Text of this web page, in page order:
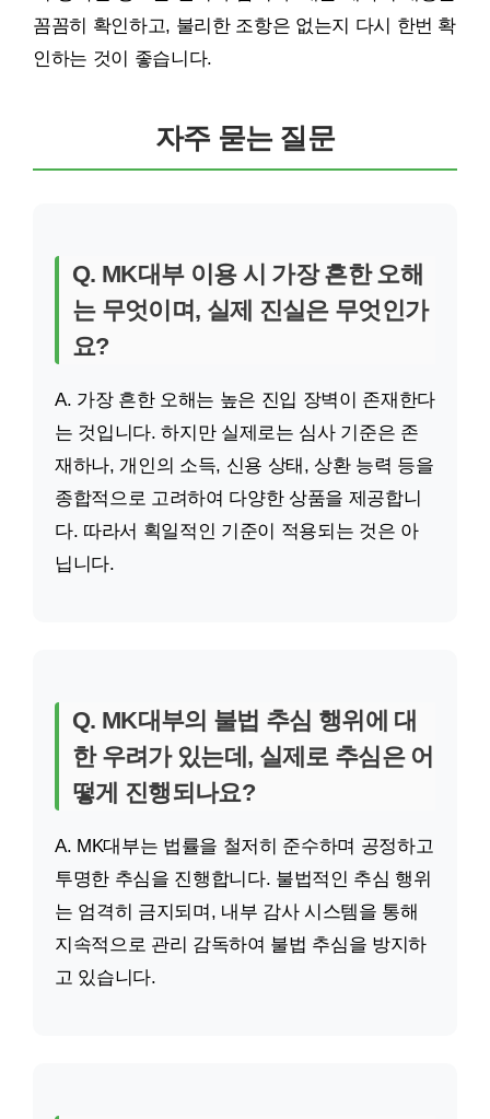
꼼꼼히 확인하고, 불리한 조항은 없는지 다시 한번 확
인하는 것이 좋습니다.
자주 묻는 질문
Q. MK대부 이용 시 가장 흔한 오해
는 무엇이며, 실제 진실은 무엇인가
요?
A. 가장 흔한 오해는 높은 진입 장벽이 존재한다
는 것입니다. 하지만 실제로는 심사 기준은 존
재하나, 개인의 소득, 신용 상태, 상환 능력 등을
종합적으로 고려하여 다양한 상품을 제공합니
다. 따라서 획일적인 기준이 적용되는 것은 아
닙니다.
Q. MK대부의 불법 추심 행위에 대
한 우려가 있는데, 실제로 추심은 어
떻게 진행되나요?
A. MK대부는 법률을 철저히 준수하며 공정하고
투명한 추심을 진행합니다. 불법적인 추심 행위
는 엄격히 금지되며, 내부 감사 시스템을 통해
지속적으로 관리 감독하여 불법 추심을 방지하
고 있습니다.